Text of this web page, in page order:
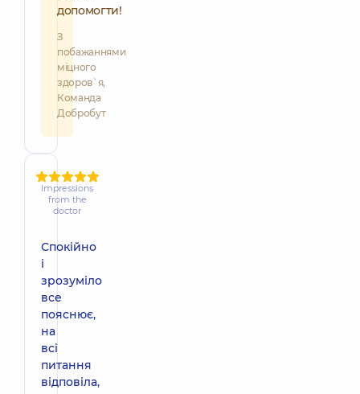
допомогти!
З
побажаннями
міцного
здоров`я,
Команда
Добробут
Impressions
from the
doctor
Спокійно
і
зрозуміло
все
пояснює,
на
всі
питання
відповіла,